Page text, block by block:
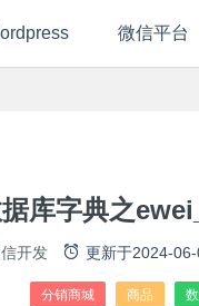
微信平台
据库字典之
开发 更新于2024-06-
分销商城 商品